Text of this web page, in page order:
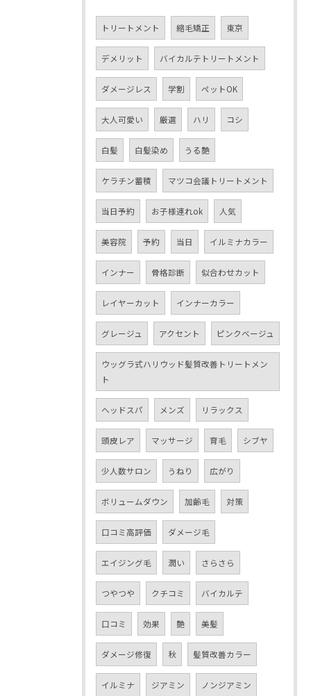
トリートメント 縮毛矯正 東京
デメリット バイカルテトリートメント
ダメージレス 学割 ペットOK
大人可愛い 厳選 ハリ コシ
白髪 白髪染め うる艶
ケラチン蓄積 マツコ会議トリートメント
当日予約 お子様連れok 人気
美容院 予約 当日 イルミナカラー
インナー 骨格診断 似合わせカット
レイヤーカット インナーカラー
グレージュ アクセント ピンクベージュ
ウッグラ式ハリウッド髪質改善トリートメン
ト
ヘッドスパ メンズ リラックス
頭皮レア マッサージ 育毛 シブヤ
少人数サロン うねり 広がり
ボリュームダウン 加齢毛 対策
口コミ高評価 ダメージ毛
エイジング毛 潤い さらさら
つやつや クチコミ バイカルテ
口コミ 効果 艶 美髪
ダメージ修復 秋 髪質改善カラー
イルミナ ジアミン ノンジアミン